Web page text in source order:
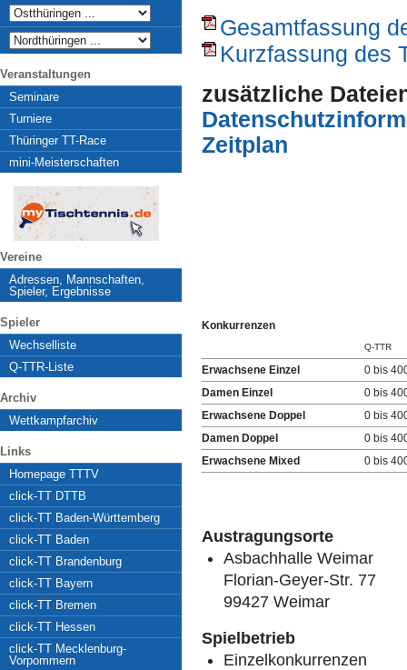
Veranstaltungen
Seminare
Turniere
Thüringer TT-Race
mini-Meisterschaften
Vereine
Adressen, Mannschaften,
Spieler, Ergebnisse
Spieler
Wechselliste
Q-TTR-Liste
Archiv
Wettkampfarchiv
Links
Homepage TTTV
click-TT DTTB
click-TT Baden-Württemberg
click-TT Baden
click-TT Brandenburg
click-TT Bayern
click-TT Bremen
click-TT Hessen
click-TT Mecklenburg-
Vorpommern
Gesamtfassung
Kurzfassung des
zusätzliche
Zeitplan
Konkurrenzen
Q-TTR
Erwachsene Einzel
0 bis
Damen Einzel
0 bis
Erwachsene Doppel
0 bis
Damen Doppel
0 bis
Erwachsene Mixed
0 bis
Austragungsorte
Asbachhalle Weimar
Florian-Geyer-Str. 77
99427 Weimar
Spielbetrieb
Einzelkonkurrenzen